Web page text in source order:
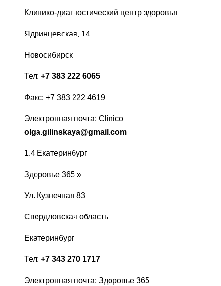
Клинико-диагностический центр здоровья
Ядринцевская, 14
Новосибирск
Тел: +7 383 222 6065
Факс: +7 383 222 4619
Электронная почта: Clinico
olga.gilinskaya@gmail.com
1.4 Екатеринбург
Здоровье 365 »
Ул. Кузнечная 83
Свердловская область
Екатеринбург
Тел: +7 343 270 1717
Электронная почта: Здоровье 365